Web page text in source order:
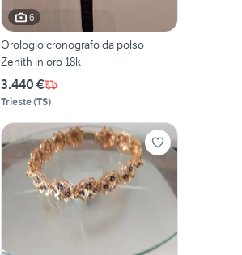
6
Orologio cronografo da polso
Zenith in oro 18k
3.440 €
Trieste(TS)